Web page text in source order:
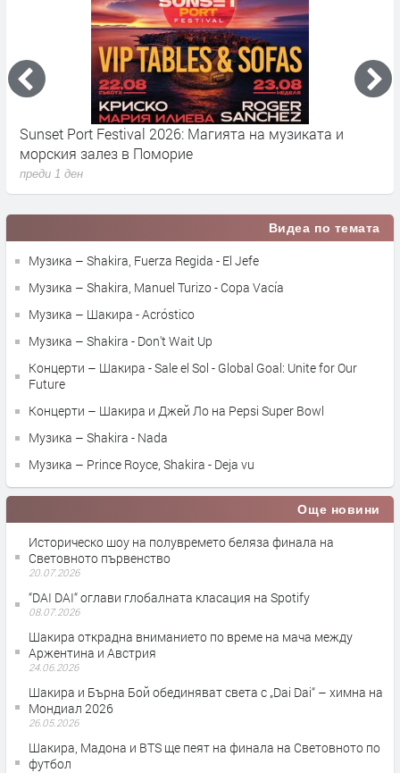
Sunset Port Festival 2026: Магията на музиката и
морския залез в Поморие
преди 1 ден
Видеа по темата
Музика – Shakira, Fuerza Regida - El Jefe
Музика – Shakira, Manuel Turizo - Copa Vacía
Музика – Шакира - Acróstico
Музика – Shakira - Don't Wait Up
Концерти – Шакира - Sale el Sol - Global Goal: Unite for Our
Future
Концерти – Шакира и Джей Ло на Pepsi Super Bowl
Музика – Shakira - Nada
Музика – Prince Royce, Shakira - Deja vu
Още новини
Историческо шоу на полувремето беляза финала на
Световното първенство
20.07.2026
“DAI DAI“ оглави глобалната класация на Spotify
08.07.2026
Шакира открадна вниманието по време на мача между
Аржентина и Австрия
24.06.2026
Шакира и Бърна Бой обединяват света с „Dai Dai“ – химна на
Мондиал 2026
26.05.2026
Шакира, Мадона и BTS ще пеят на финала на Световното по
футбол